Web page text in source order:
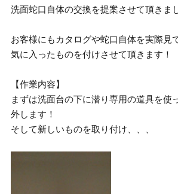
洗面蛇口自体の交換を提案させて頂きま
お客様にもカタログや蛇口自体を実際見
気に入ったものを付けさせて頂きます！
【作業内容】
まずは洗面台の下に潜り専用の道具を使
外します！
そして新しいものを取り付け、、、